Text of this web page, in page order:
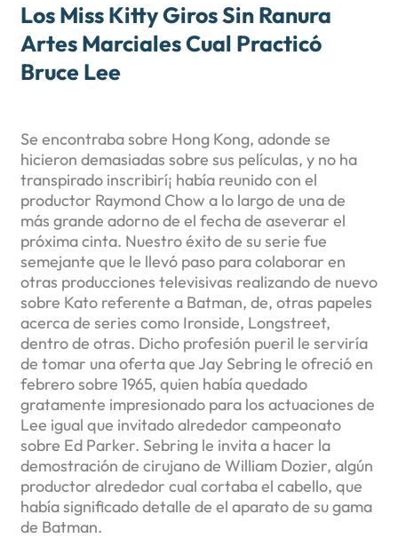
Los Miss Kitty Giros Sin Ranura
Artes Marciales Cual Practicó
Bruce Lee
Se encontraba sobre Hong Kong, adonde se
hicieron demasiadas sobre sus películas, y no ha
transpirado inscribirí¡ había reunido con el
productor Raymond Chow a lo largo de una de
más grande adorno de el fecha de aseverar el
próxima cinta. Nuestro éxito de su serie fue
semejante que le llevó paso para colaborar en
otras producciones televisivas realizando de nuevo
sobre Kato referente a Batman, de, otras papeles
acerca de series como Ironside, Longstreet,
dentro de otras. Dicho profesión pueril le serviría
de tomar una oferta que Jay Sebring le ofreció en
febrero sobre 1965, quien había quedado
gratamente impresionado para los actuaciones de
Lee igual que invitado alrededor campeonato
sobre Ed Parker. Sebring le invita a hacer la
demostración de cirujano de William Dozier, algún
productor alrededor cual cortaba el cabello, que
había significado detalle de el aparato de su gama
de Batman.